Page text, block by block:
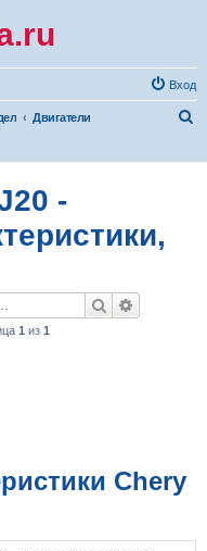
Вход
Двигатели
-
Поиск
1 из 1
Chery